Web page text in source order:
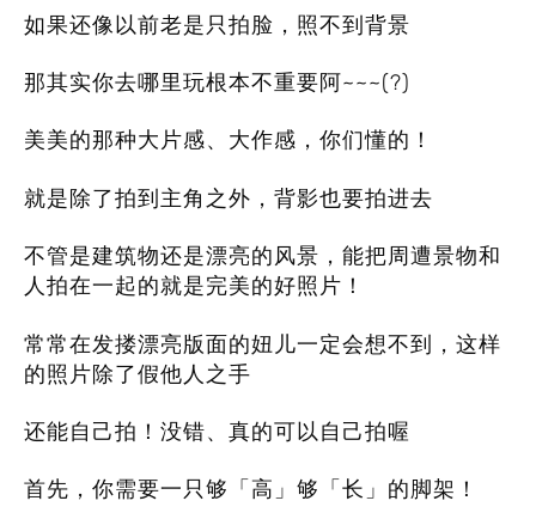
如果还像以前老是只拍脸，照不到背景
那其实你去哪里玩根本不重要阿~~~(?)
美美的那种大片感、大作感，你们懂的！
就是除了拍到主角之外，背影也要拍进去
不管是建筑物还是漂亮的风景，能把周遭景物和
人拍在一起的就是完美的好照片！
常常在发搂漂亮版面的妞儿一定会想不到，这样
的照片除了假他人之手
还能自己拍！没错、真的可以自己拍喔
首先，你需要一只够「高」够「长」的脚架！